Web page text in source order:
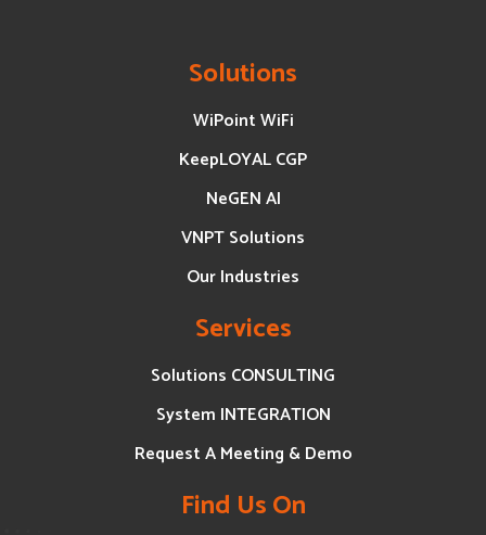
Solutions
WiPoint WiFi
KeepLOYAL CGP
NeGEN AI
VNPT Solutions
Our Industries
Services
Solutions CONSULTING
System INTEGRATION
Request A Meeting & Demo
Find Us On